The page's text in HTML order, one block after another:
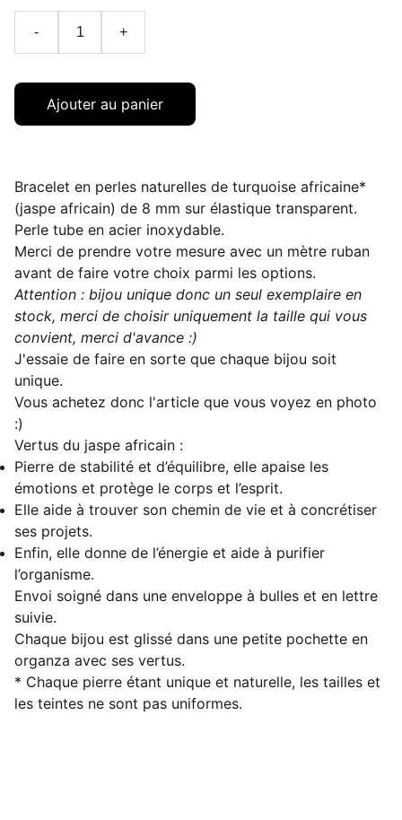
- +
Ajouter au panier
Bracelet en perles naturelles de turquoise africaine*
(jaspe africain) de 8 mm sur élastique transparent.
Perle tube en acier inoxydable.
Merci de prendre votre mesure avec un mètre ruban
avant de faire votre choix parmi les options.
Attention : bijou unique donc un seul exemplaire en
stock, merci de choisir uniquement la taille qui vous
convient, merci d'avance :)
J'essaie de faire en sorte que chaque bijou soit
unique.
Vous achetez donc l'article que vous voyez en photo
:)
Vertus du jaspe africain :
Pierre de stabilité et d’équilibre, elle apaise les
émotions et protège le corps et l’esprit.
Elle aide à trouver son chemin de vie et à concrétiser
ses projets.
Enfin, elle donne de l’énergie et aide à purifier
l’organisme.
Envoi soigné dans une enveloppe à bulles et en lettre
suivie.
Chaque bijou est glissé dans une petite pochette en
organza avec ses vertus.
* Chaque pierre étant unique et naturelle, les tailles et
les teintes ne sont pas uniformes.